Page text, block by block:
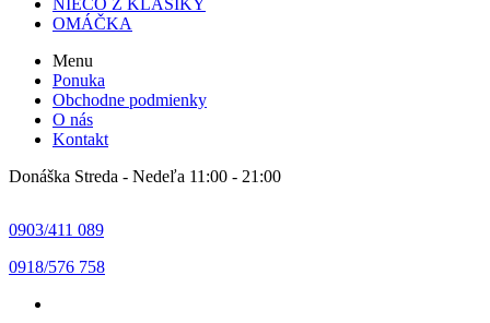
NIEČO Z KLASIKY
OMÁČKA
Menu
Ponuka
Obchodne podmienky
O nás
Kontakt
Donáška Streda - Nedeľa 11:00 - 21:00
0903/411 089
0918/576 758